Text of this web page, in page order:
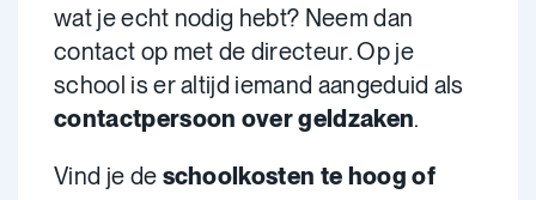
wat je echt nodig hebt? Neem dan
contact op met de directeur. Op je
school is er altijd iemand aangeduid als
contactpersoon over geldzaken.
Vind je de schoolkosten te hoog of